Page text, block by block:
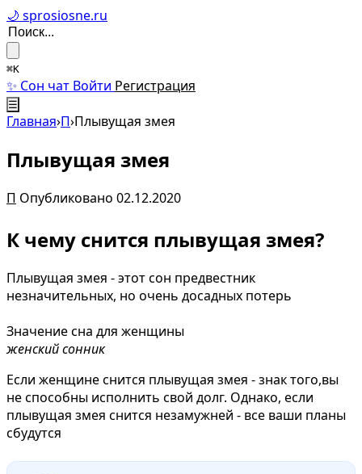
🌙 sprosiosne.ru
⌘K
✨ Сон чат Войти Регистрация
☰
Главная›П›Плывущая змея
Плывущая змея
П Опубликовано 02.12.2020
К чему снится плывущая змея?
Плывущая змея - этот сон предвестник
незначительных, но очень досадных потерь
Значение сна для женщины
женский сонник
Если женщине снится плывущая змея - знак того,вы
не способны исполнить свой долг. Однако, если
плывущая змея снится незамужней - все ваши планы
сбудутся